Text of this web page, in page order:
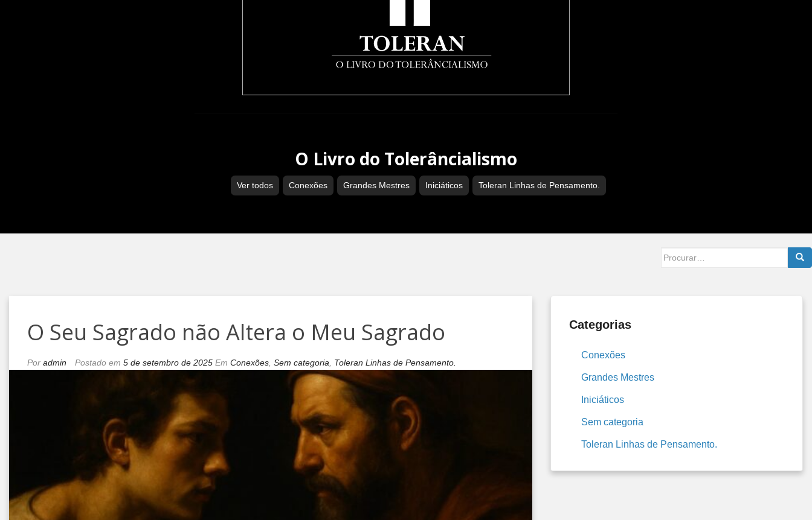
O Livro do Tolerâncialismo
Ver todos Conexões Grandes Mestres Iniciáticos Toleran Linhas de Pensamento.
for:
O Seu Sagrado não Altera o Meu Sagrado
Por admin Postado em 5 de setembro de 2025 Em Conexões Sem categoria Toleran Linhas de Pensamento.
Categorias
Conexões
Grandes Mestres
Iniciáticos
Sem categoria
Toleran Linhas de Pensamento.